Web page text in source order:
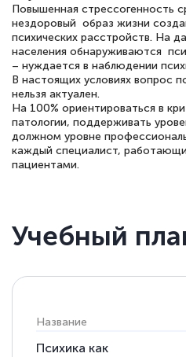
Повышенная стрессогенность
нездоровый образ жизни
психических расстройств. На
населения обнаруживаются
– нуждается в наблюдении
В настоящих условиях вопрос
нельзя актуален.
На 100% ориентироваться в
патологии, поддерживать
должном уровне
каждый специалист,
пациентами.
Учебный
Название
Психика как